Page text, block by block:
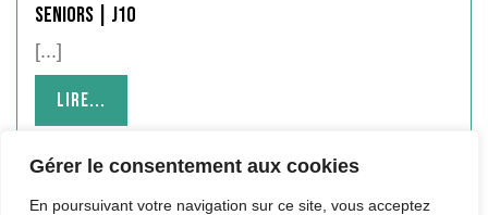
Gérer le consentement aux cookies
En poursuivant votre navigation sur ce site, vous acceptez
SENIORS | J10
[...]
Lire...